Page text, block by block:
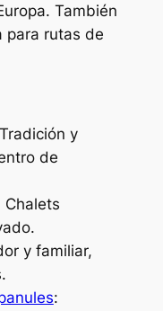
También
para rutas de
y
de
Chalets
y familiar,
: